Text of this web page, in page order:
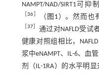
NAMPT/NAD/SIRT1可
［36］ （ 图1）。然而也
［37］ 通过对NAFLD受试
健康对照组相比，
浆中eNAMPT、IL-6、血
剂（IL-1RA）的水平明